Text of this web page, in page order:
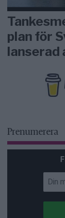
plan för
lanserad
Prenumerera